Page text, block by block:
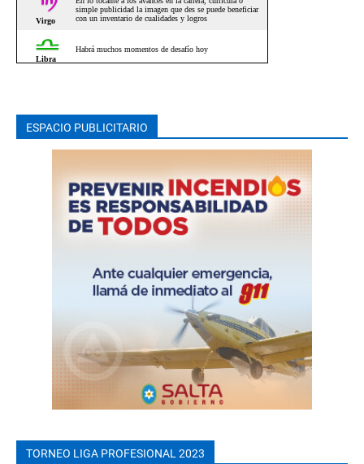
ESPACIO PUBLICITARIO
TORNEO LIGA PROFESIONAL 2023